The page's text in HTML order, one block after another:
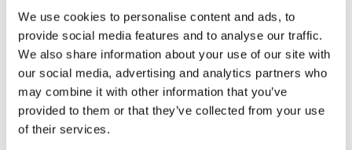
We use cookies to personalise content and ads, to
provide social media features and to analyse our traffic.
We also share information about your use of our site with
our social media, advertising and analytics partners who
may combine it with other information that you’ve
provided to them or that they’ve collected from your use
of their services.